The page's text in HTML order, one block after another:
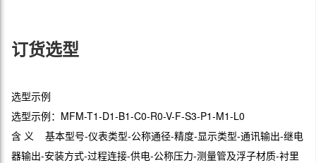
订货选型
选型示例
选型示例：MFM-T1-D1-B1-C0-R0-V-F-S3-P1-M1-L0
含 义 基本型号-仪表类型-公称通径-精度-显示类型-通讯输出-继电
器输出-安装方式-过程连接-供电-公称压力-测量管及浮子材质-衬里